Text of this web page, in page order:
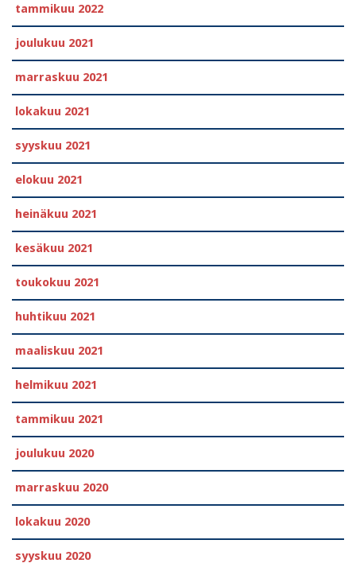
tammikuu 2022
joulukuu 2021
marraskuu 2021
lokakuu 2021
syyskuu 2021
elokuu 2021
heinäkuu 2021
kesäkuu 2021
toukokuu 2021
huhtikuu 2021
maaliskuu 2021
helmikuu 2021
tammikuu 2021
joulukuu 2020
marraskuu 2020
lokakuu 2020
syyskuu 2020